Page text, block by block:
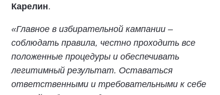
Карелин.
«Главное в избирательной кампании –
соблюдать правила, честно проходить все
положенные процедуры и обеспечивать
легитимный результат. Оставаться
ответственными и требовательными к себе